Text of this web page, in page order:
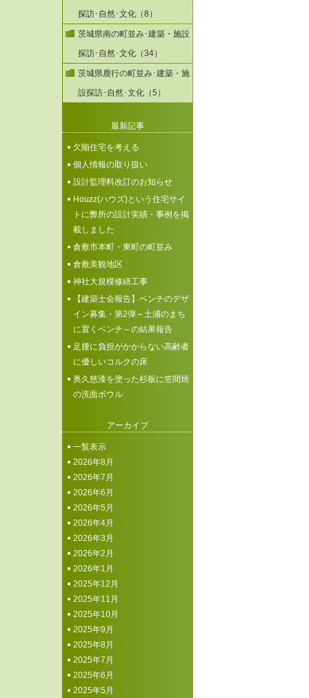
探訪･自然･文化（8）
茨城県南の町並み･建築・施設
探訪･自然･文化（34）
茨城県鹿行の町並み･建築・施
設探訪･自然･文化（5）
最新記事
欠陥住宅を考える
個人情報の取り扱い
設計監理料改訂のお知らせ
Houzz(ハウズ)という住宅サイ
トに弊所の設計実績・事例を掲
載しました
倉敷市本町・東町の町並み
倉敷美観地区
神社大規模修繕工事
【建築士会報告】ベンチのデザ
イン募集・第2弾～土浦のまち
に置くベンチ～の結果報告
足腰に負担がかからない高齢者
に優しいコルクの床
奥久慈漆を塗った杉板に笠間焼
の洗面ボウル
アーカイブ
一覧表示
2026年8月
2026年7月
2026年6月
2026年5月
2026年4月
2026年3月
2026年2月
2026年1月
2025年12月
2025年11月
2025年10月
2025年9月
2025年8月
2025年7月
2025年6月
2025年5月